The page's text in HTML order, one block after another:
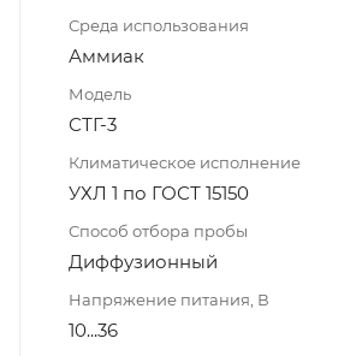
Среда использования
Аммиак
Модель
СТГ-3
Климатическое исполнение
УХЛ 1 по ГОСТ 15150
Способ отбора пробы
Диффузионный
Напряжение питания, В
10...36